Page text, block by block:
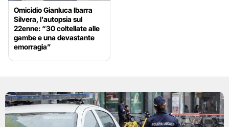
Omicidio Gianluca Ibarra
Silvera, l’autopsia sul
22enne: “30 coltellate alle
gambe e una devastante
emorragia”